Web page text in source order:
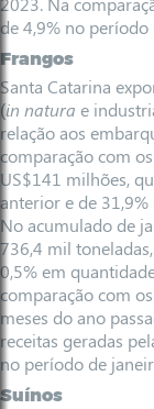
de 4,9% no
Frangos
Santa Catarina
(in natura e
relação aos
comparação com
US$141 milhões,
anterior e de
No acumulado de
736,4 mil
0,5% em
comparação com
meses do ano
receitas geradas
no período de
Suínos